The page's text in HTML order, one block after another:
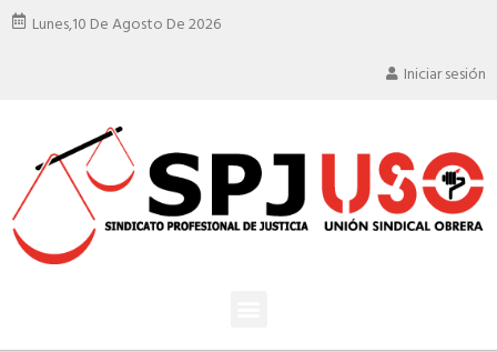
Lunes,10 De Agosto De 2026
Iniciar sesión